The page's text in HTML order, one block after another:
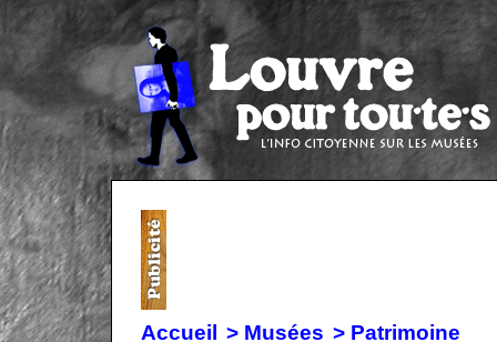
Accueil > Musées > Patrimoine